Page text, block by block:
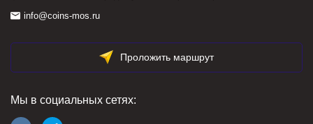
info@coins-mos.ru
Проложить маршрут
Мы в социальных сетях: